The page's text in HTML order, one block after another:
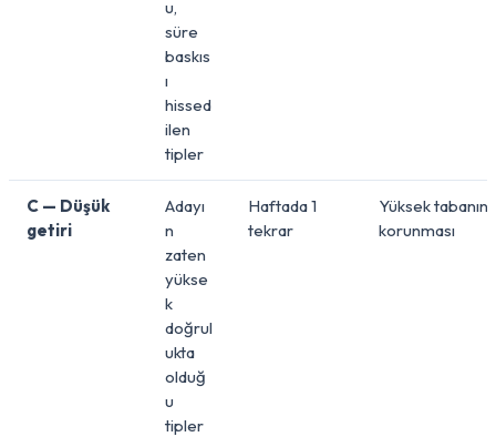
u,
süre
baskıs
ı
hissed
ilen
tipler
C — Düşük
getiri
Adayı
n
zaten
yükse
k
doğrul
ukta
olduğ
u
tipler
Haftada 1
tekrar
Yüksek tabanın
korunması